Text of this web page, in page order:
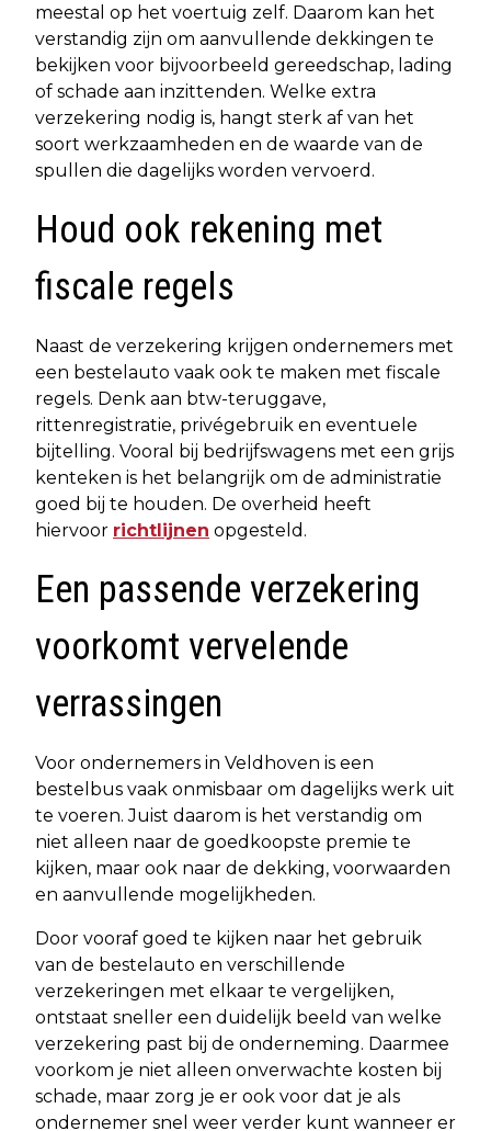
meestal op het voertuig zelf. Daarom kan het
verstandig zijn om aanvullende dekkingen te
bekijken voor bijvoorbeeld gereedschap, lading
of schade aan inzittenden. Welke extra
verzekering nodig is, hangt sterk af van het
soort werkzaamheden en de waarde van de
spullen die dagelijks worden vervoerd.
Houd ook rekening met
fiscale regels
Naast de verzekering krijgen ondernemers met
een bestelauto vaak ook te maken met fiscale
regels. Denk aan btw-teruggave,
rittenregistratie, privégebruik en eventuele
bijtelling. Vooral bij bedrijfswagens met een grijs
kenteken is het belangrijk om de administratie
goed bij te houden. De overheid heeft
hiervoor richtlijnen opgesteld.
Een passende verzekering
voorkomt vervelende
verrassingen
Voor ondernemers in Veldhoven is een
bestelbus vaak onmisbaar om dagelijks werk uit
te voeren. Juist daarom is het verstandig om
niet alleen naar de goedkoopste premie te
kijken, maar ook naar de dekking, voorwaarden
en aanvullende mogelijkheden.
Door vooraf goed te kijken naar het gebruik
van de bestelauto en verschillende
verzekeringen met elkaar te vergelijken,
ontstaat sneller een duidelijk beeld van welke
verzekering past bij de onderneming. Daarmee
voorkom je niet alleen onverwachte kosten bij
schade, maar zorg je er ook voor dat je als
ondernemer snel weer verder kunt wanneer er